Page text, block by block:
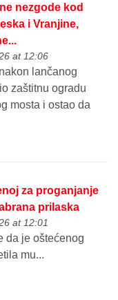
nezgode kod
i Vranjine,
at 12:06
lančanog
zaštitnu ogradu
mosta i ostao da
za proganjanje
prilaska
at 12:01
da je oštećenog
mu...